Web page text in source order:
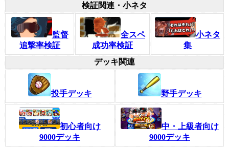
検証関連・小ネタ
監督
追撃率検証
全スペ
成功率検証
小ネタ
集
デッキ関連
投手デッキ 野手デッキ
初心者向け
9000デッキ
中・上級者向け
9000デッキ